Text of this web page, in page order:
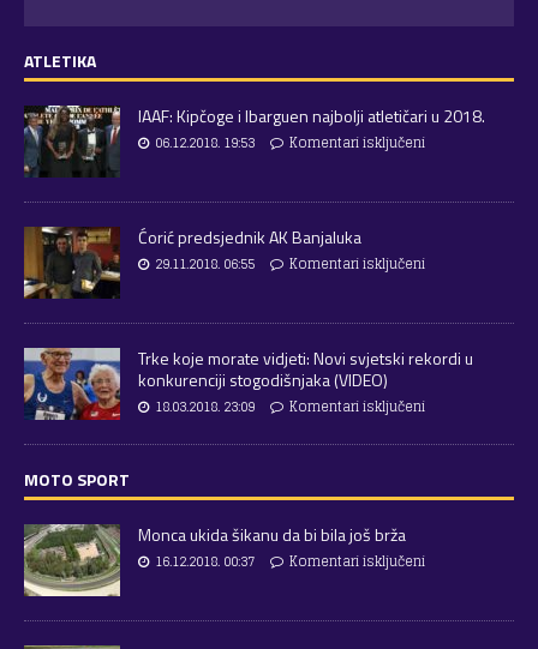
ATLETIKA
IAAF: Kipčoge i Ibarguen najbolji atletičari u 2018.
06.12.2018. 19:53 Komentari isključeni
Ćorić predsjednik AK Banjaluka
29.11.2018. 06:55 Komentari isključeni
Trke koje morate vidjeti: Novi svjetski rekordi u
konkurenciji stogodišnjaka (VIDEO)
18.03.2018. 23:09 Komentari isključeni
MOTO SPORT
Monca ukida šikanu da bi bila još brža
16.12.2018. 00:37 Komentari isključeni